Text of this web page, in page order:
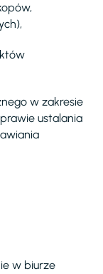
w zakresie
ustalania
w biurze